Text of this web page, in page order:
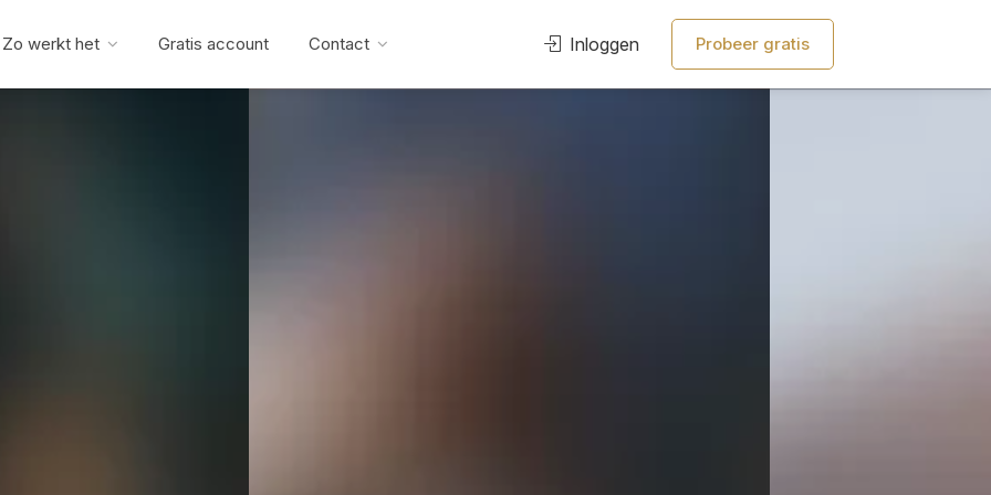
Zo werkt het Gratis account Contact Inloggen Probeer gratis